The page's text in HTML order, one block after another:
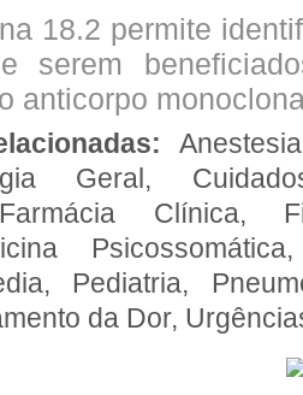
18.2 permite
serem
anticorpo
Geral,
Clínica,
Pediatria,
da Dor,